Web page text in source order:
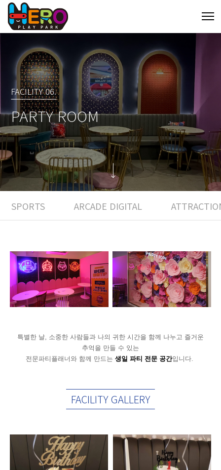
FACILITY 06.
PARTY ROOM
SPORTS ARCADE DIGITAL
특별한 날, 소중한 사람들과 나의 귀한 시간을 함께 나누고 즐거운
추억을 만들 수 있는
전문파티플래너와 함께 만드는 생일 파티 전문 공간입니다.
FACILITY GALLERY